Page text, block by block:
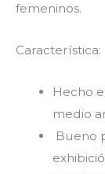
femeninos.
Característica:
Hecho
medio
Bueno